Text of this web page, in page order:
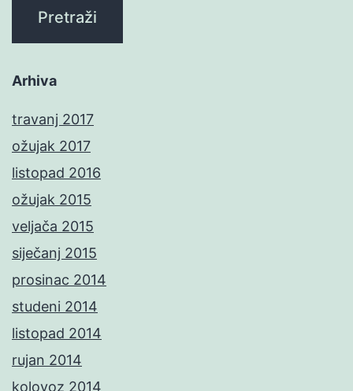
Arhiva
travanj 2017
ožujak 2017
listopad 2016
ožujak 2015
veljača 2015
siječanj 2015
prosinac 2014
studeni 2014
listopad 2014
rujan 2014
kolovoz 2014